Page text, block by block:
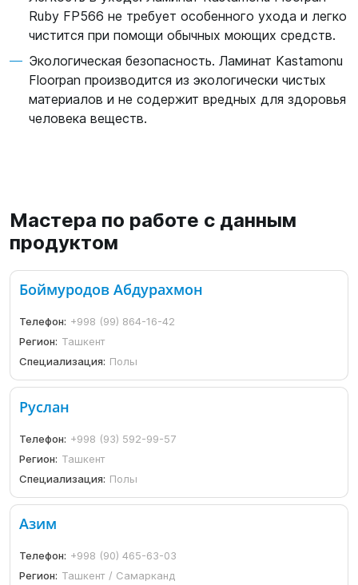
Ruby FP566 не требует особенного ухода и легко
чистится при помощи обычных моющих средств.
Экологическая безопасность. Ламинат Kastamonu
Floorpan производится из экологически чистых
материалов и не содержит вредных для здоровья
человека веществ.
Мастера по работе с данным
продуктом
Боймуродов Абдурахмон
Телефон: +998 (99) 864-16-42
Регион: Ташкент
Специализация: Полы
Руслан
Телефон: +998 (93) 592-99-57
Регион: Ташкент
Специализация: Полы
Азим
Телефон: +998 (90) 465-63-03
Регион: Ташкент / Самарканд